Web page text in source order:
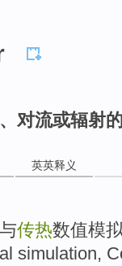
对流或辐射
英英释义
传热数值模
simulation,